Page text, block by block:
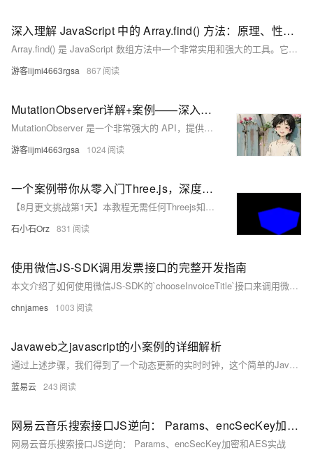
深入理解 JavaScript 中的 Array.find() 方法：原理、性能优势与实用案例详解
Array.find() 是 JavaScript 数组方法中一个非常实用和强大的工具。它不仅提供了简洁的查找操作，还具有性能上的独特优势：返回的引用能够直接影响原数组的数据内容，使得数据更新更加高效。通过各种场景的展示，我们可以看到 Array.find() 在更新、条件查找和嵌套结构查找等场景中的广泛应用。 在实际开发中，掌握 Array.find() 的特性和使用技巧，可以让代码更加简洁高效，特别是在需要直接修改原数据内容的情形。 只有锻炼思维才能可持续地解决问题，只有思维才是真正值得学习和分享的核心要素。如果这篇博客能给您带来一点帮助，麻烦您点个赞支持一
游客lijmi4663rgsa 867
MutationObserver详解+案例——深入理解 JavaScript 中的 MutationObserver：原理与实战案例
MutationObserver 是一个非常强大的 API，提供了一种高效、灵活的方式来监听和响应 DOM 变化。它解决了传统 DOM 事件监听器的诸多局限性，通过异步、批量的方式处理 DOM 变化，大大提高了性能和效率。在实际开发中，合理使用 MutationObserver 可以帮助我们更好地控制 DOM 操作，提高代码的健壮性和可维护性。 只有锻炼思维才能可持续地解决问题，只有思维才是真正值得学习和分享的核心要素。如果这篇博客能给您带来一点帮助，麻烦您点个赞支持一下，还可以收藏起来以备不时之需，有疑问和错误欢迎在评论区指出~
游客lijmi4663rgsa 1024
一个案例带你从零入门Three.js，深度好文！
【8月更文挑战第1天】本教程无需任何Threejs知识！本教程以入门为主，带你快速了解Three.js开发
石小石Orz 831
使用微信JS-SDK调用发票接口的完整开发指南
本文介绍了如何使用微信JS-SDK的`chooseInvoiceTitle`接口来调用微信的发票功能。通过微信发票接口，用户可以选择开具个人或单位发票，并获取相关发票信息，如抬头、税号、公司地址等。在文中，详细描述了JS-SDK的初始化、发票接口的调用方式，并提供了完整的代码示例。文章还介绍了如何处理返回的发票信息，帮助开发者快速集成微信发票功能。
chnjames 1003
Javaweb之javascript的小案例的详细解析
通过上述步骤，我们得到了一个动态更新的实时时钟，这个简单的JavaScript案例展示了定时器的使用方法，并讲解了如何处理日期和时间。这个案例说明了JavaScript在网页中添加动态内容与交互的能力。对于涉足JavaWeb开发的学习者来说，理解和运用这些基础知识非常重要。
蓝易云 243
网易云音乐搜索接口JS逆向： Params、encSecKey加密和AES实战
网易云音乐搜索接口JS逆向： Params、encSecKey加密和AES实战